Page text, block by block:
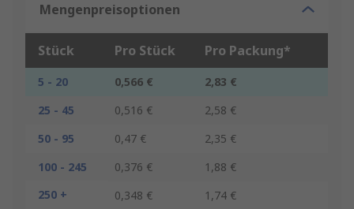
Mengenpreisoptionen
Stück Pro Stück Pro Packung*
5 - 20 0,566 €
2,83 €
25 - 45
0,516 €
2,58 €
50 - 95
0,47 €
2,35 €
100 - 245
0,376 €
1,88 €
250 +
0,348 € 1,74 €